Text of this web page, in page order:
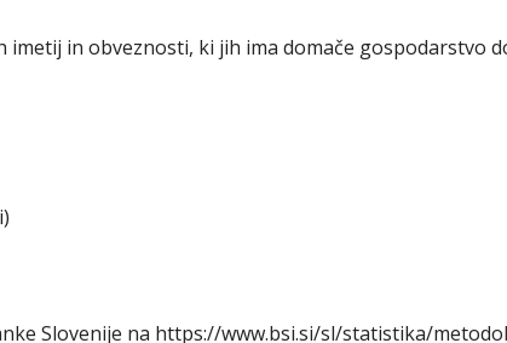
in obveznosti, ki jih ima domače gospodarstvo
Slovenije na https://www.bsi.si/sl/statistika/